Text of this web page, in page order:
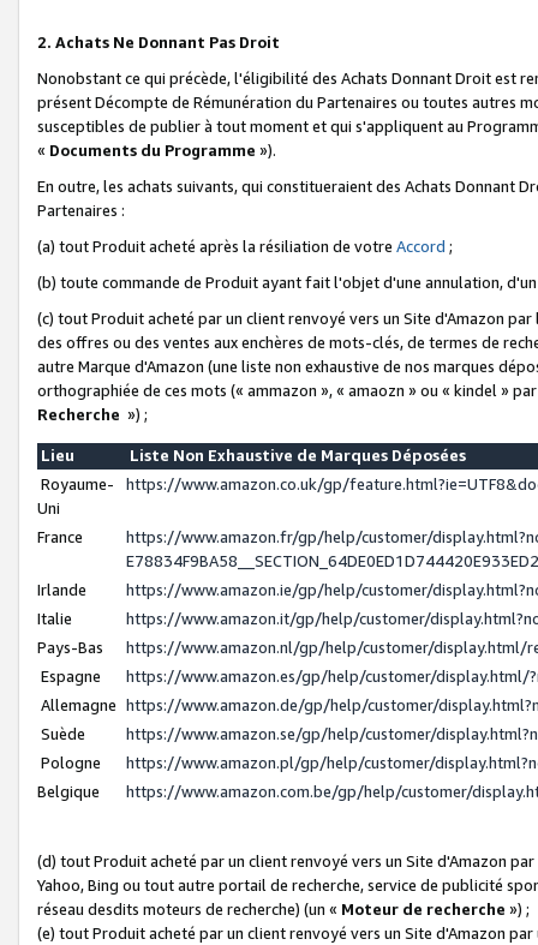
2. Achats Ne Donnant Pas Droit
Nonobstant ce qui précède, l'éligibilité des Achats Donnant Droit est
présent Décompte de Rémunération du Partenaires ou toutes autres
susceptibles de publier à tout moment et qui s'appliquent au
« Documents du Programme »).
En outre, les achats suivants, qui constitueraient des Achats Donnant
Partenaires :
(a) tout Produit acheté après la résiliation de votre Accord ;
(b) toute commande de Produit ayant fait l'objet d'une annulation,
(c) tout Produit acheté par un client renvoyé vers un Site d'Amazon
des offres ou des ventes aux enchères de mots-clés, de termes de
autre Marque d'Amazon (une liste non exhaustive de nos marques
orthographiée de ces mots (« ammazon », « amaozn » ou « kindel »
Recherche ») ;
Lieu
Liste Non Exhaustive de Marques Déposées
Royaume-
Uni
https://www.amazon.co.uk/gp/
France
https://www.amazon.fr/gp/help/customer/
Irlande
https://www.amazon.ie/gp/help/customer/
Italie
https://www.amazon.it/gp/help/customer/
Pays-Bas
https://www.amazon.nl/gp/help/customer/display.html/
Espagne
https://www.amazon.es/gp/help/customer/display.html/
Allemagne https://www.amazon.de/gp/help/customer/
Suède
https://www.amazon.se/gp/help/customer/
Pologne
https://www.amazon.pl/gp/help/customer/
Belgique
https://www.amazon.com.be/gp/help/customer/
(d) tout Produit acheté par un client renvoyé vers un Site d'Amazon
Yahoo, Bing ou tout autre portail de recherche, service de publicité
réseau desdits moteurs de recherche) (un « Moteur de recherche ») ;
(e) tout Produit acheté par un client renvoyé vers un Site d'Amazon